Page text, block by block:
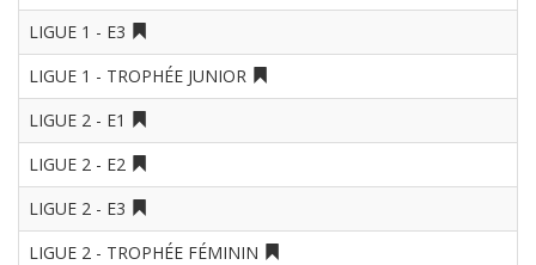
LIGUE 1 - E3
LIGUE 1 - TROPHÉE JUNIOR
LIGUE 2 - E1
LIGUE 2 - E2
LIGUE 2 - E3
LIGUE 2 - TROPHÉE FÉMININ